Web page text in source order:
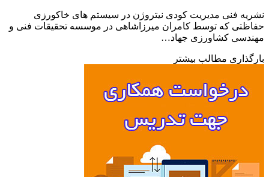
فنی مدیریت کودی نیتروژن در سیستم های خاکورزی
که توسط کامران میرزاشاهی در موسسه تحقیقات فنی و
کشاورزی جهاد…
مطالب بیشتر